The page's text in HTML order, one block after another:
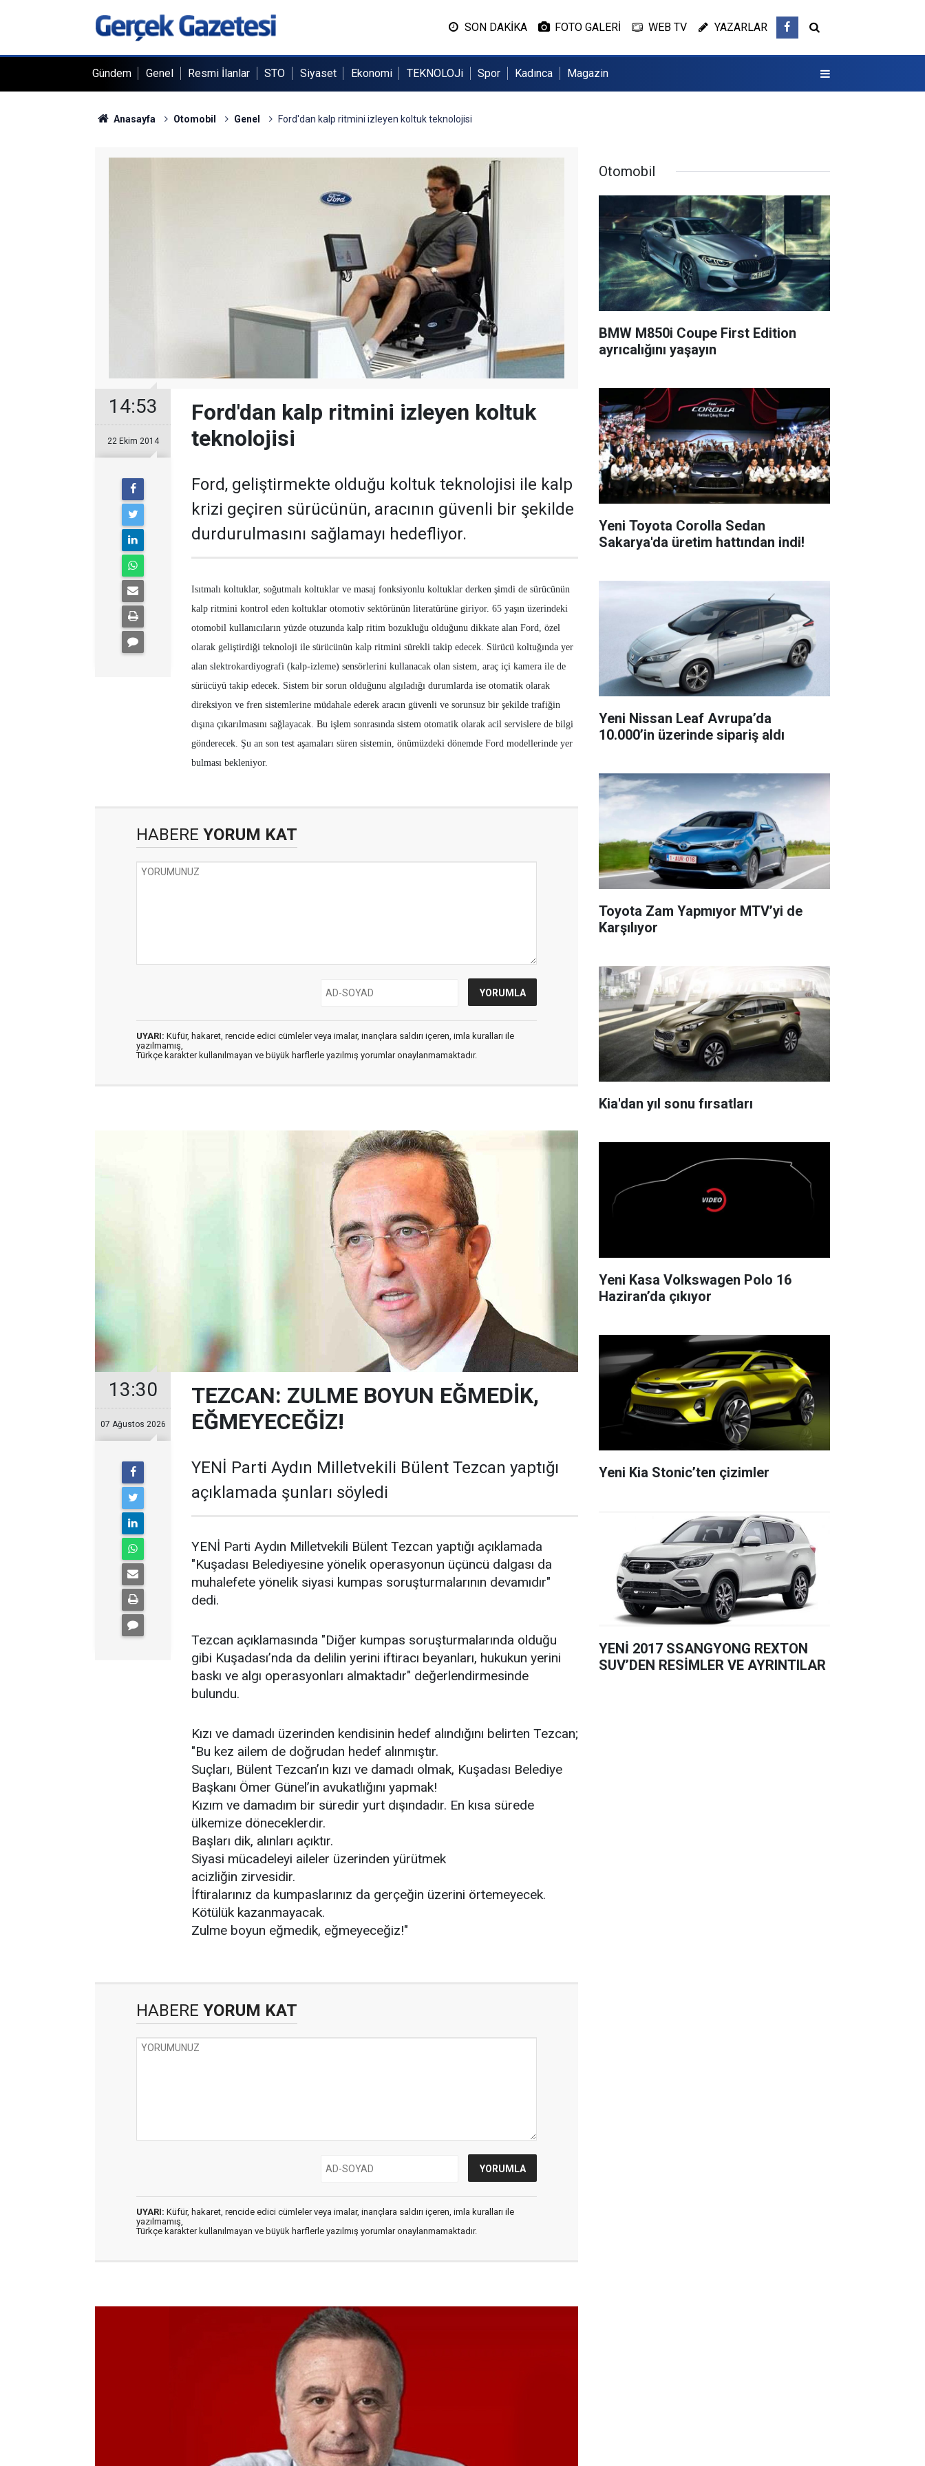
SON DAKİKA FOTO GALERİ WEB TV YAZARLAR
Gündem Genel Resmi İlanlar STO Siyaset Ekonomi TEKNOLOJi Spor Kadınca Magazin
Anasayfa Otomobil Genel Ford'dan kalp ritmini izleyen koltuk teknolojisi
14:53
22 Ekim 2014
Ford'dan kalp ritmini izleyen koltuk
teknolojisi
Ford, geliştirmekte olduğu koltuk teknolojisi ile kalp
krizi geçiren sürücünün, aracının güvenli bir şekilde
durdurulmasını sağlamayı hedefliyor.
Isıtmalı koltuklar, soğutmalı koltuklar ve masaj fonksiyonlu koltuklar derken şimdi de sürücünün
kalp ritmini kontrol eden koltuklar otomotiv sektörünün literatürüne giriyor. 65 yaşın üzerindeki
otomobil kullanıcıların yüzde otuzunda kalp ritim bozukluğu olduğunu dikkate alan Ford, özel
olarak geliştirdiği teknoloji ile sürücünün kalp ritmini sürekli takip edecek. Sürücü koltuğında yer
alan slektrokardiyografi (kalp-izleme) sensörlerini kullanacak olan sistem, araç içi kamera ile de
sürücüyü takip edecek. Sistem bir sorun olduğunu algıladığı durumlarda ise otomatik olarak
direksiyon ve fren sistemlerine müdahale ederek aracın güvenli ve sorunsuz bir şekilde trafiğin
dışına çıkarılmasını sağlayacak. Bu işlem sonrasında sistem otomatik olarak acil servislere de bilgi
gönderecek. Şu an son test aşamaları süren sistemin, önümüzdeki dönemde Ford modellerinde yer
bulması bekleniyor.
HABERE YORUM KAT
UYARI: Küfür, hakaret, rencide edici cümleler veya imalar, inançlara saldırı içeren, imla kuralları ile
yazılmamış,
Türkçe karakter kullanılmayan ve büyük harflerle yazılmış yorumlar onaylanmamaktadır.
13:30
07 Ağustos 2026
TEZCAN: ZULME BOYUN EĞMEDİK,
EĞMEYECEĞİZ!
YENİ Parti Aydın Milletvekili Bülent Tezcan yaptığı
açıklamada şunları söyledi
YENİ Parti Aydın Milletvekili Bülent Tezcan yaptığı açıklamada
"Kuşadası Belediyesine yönelik operasyonun üçüncü dalgası da
muhalefete yönelik siyasi kumpas soruşturmalarının devamıdır"
dedi.
Tezcan açıklamasında "Diğer kumpas soruşturmalarında olduğu
gibi Kuşadası’nda da delilin yerini iftiracı beyanları, hukukun yerini
baskı ve algı operasyonları almaktadır" değerlendirmesinde
bulundu.
Kızı ve damadı üzerinden kendisinin hedef alındığını belirten Tezcan;
"Bu kez ailem de doğrudan hedef alınmıştır.
Suçları, Bülent Tezcan’ın kızı ve damadı olmak, Kuşadası Belediye
Başkanı Ömer Günel’in avukatlığını yapmak!
Kızım ve damadım bir süredir yurt dışındadır. En kısa sürede
ülkemize döneceklerdir.
Başları dik, alınları açıktır.
Siyasi mücadeleyi aileler üzerinden yürütmek
acizliğin zirvesidir.
İftiralarınız da kumpaslarınız da gerçeğin üzerini örtemeyecek.
Kötülük kazanmayacak.
Zulme boyun eğmedik, eğmeyeceğiz!"
HABERE YORUM KAT
UYARI: Küfür, hakaret, rencide edici cümleler veya imalar, inançlara saldırı içeren, imla kuralları ile
yazılmamış,
Türkçe karakter kullanılmayan ve büyük harflerle yazılmış yorumlar onaylanmamaktadır.
Otomobil
BMW M850i Coupe First Edition
ayrıcalığını yaşayın
Yeni Toyota Corolla Sedan
Sakarya'da üretim hattından indi!
Yeni Nissan Leaf Avrupa’da
10.000’in üzerinde sipariş aldı
Toyota Zam Yapmıyor MTV’yi de
Karşılıyor
Kia'dan yıl sonu fırsatları
Yeni Kasa Volkswagen Polo 16
Haziran’da çıkıyor
Yeni Kia Stonic’ten çizimler
YENİ 2017 SSANGYONG REXTON
SUV’DEN RESİMLER VE AYRINTILAR